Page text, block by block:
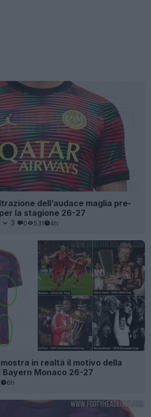
dell’audace maglia pre-
la stagione 26-27
3 0 531 4h
in realtà il motivo della
Bayern Monaco 26-27
6h